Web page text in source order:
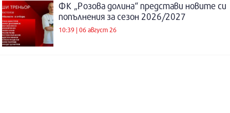
ФК „Розова долина“ представи новите си
попълнения за сезон 2026/2027
10:39 | 06 август 26